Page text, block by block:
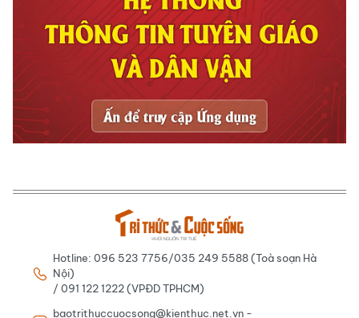
Hotline: 096 523 7756/035 249 5588 (Toà soạn Hà
Nội)
/ 091 122 1222 (VPĐD TPHCM)
baotrithuccuocsong@kienthuc.net.vn -